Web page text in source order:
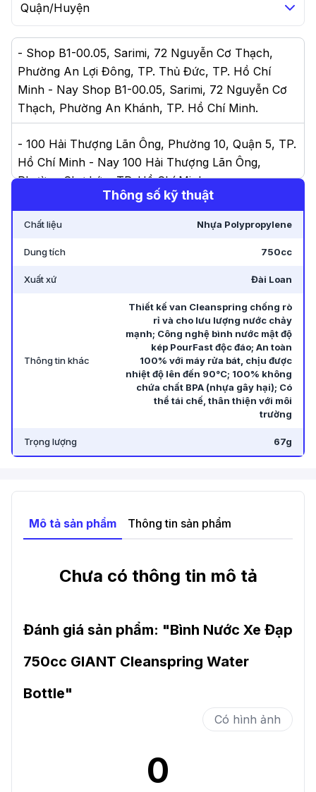
Quận/Huyện
- Shop B1-00.05, Sarimi, 72 Nguyễn Cơ Thạch,
Phường An Lợi Đông, TP. Thủ Đức, TP. Hồ Chí
Minh - Nay Shop B1-00.05, Sarimi, 72 Nguyễn Cơ
Thạch, Phường An Khánh, TP. Hồ Chí Minh.
- 100 Hải Thượng Lãn Ông, Phường 10, Quận 5, TP.
Hồ Chí Minh - Nay 100 Hải Thượng Lãn Ông,
Phường Chợ Lớn, TP. Hồ Chí Minh.
Thông số kỹ thuật
Chất liệu Nhựa Polypropylene
Dung tích 750cc
Xuất xứ Đài Loan
Thông tin khác
Thiết kế van Cleanspring chống rò
rỉ và cho lưu lượng nước chảy
mạnh; Công nghệ bình nước mật độ
kép PourFast độc đáo; An toàn
100% với máy rửa bát, chịu được
nhiệt độ lên đến 90°C; 100% không
chứa chất BPA (nhựa gây hại); Có
thể tái chế, thân thiện với môi
trường
Trọng lượng 67g
Mô tả sản phẩm Thông tin sản phẩm
Chưa có thông tin mô tả
Đánh giá sản phẩm: "Bình Nước Xe Đạp
750cc GIANT Cleanspring Water
Bottle"
Có hình ảnh
0